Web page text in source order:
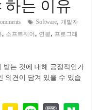
하는 이유
Software, 개발자
, 소프트웨어 , 연봉, 프로그래
받는 것에 대해 긍정적인가
의견이 담겨 있을 수 있습